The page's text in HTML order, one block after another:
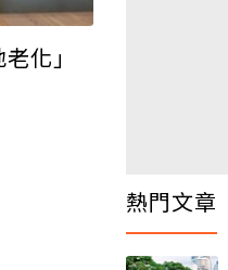
化」
熱門文章